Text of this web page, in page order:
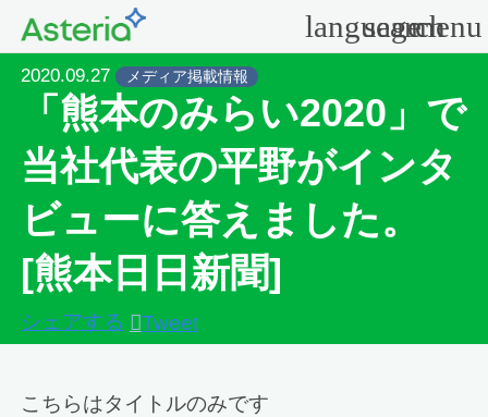
language
searchmenu
2020.09.27 メディア掲載情報
「熊本のみらい2020」で
当社代表の平野がインタ
ビューに答えました。
[熊本日日新聞]
シェアする Tweet
こちらはタイトルのみです